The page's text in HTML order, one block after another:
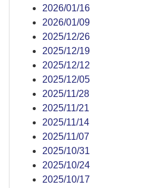
2026/01/16
2026/01/09
2025/12/26
2025/12/19
2025/12/12
2025/12/05
2025/11/28
2025/11/21
2025/11/14
2025/11/07
2025/10/31
2025/10/24
2025/10/17